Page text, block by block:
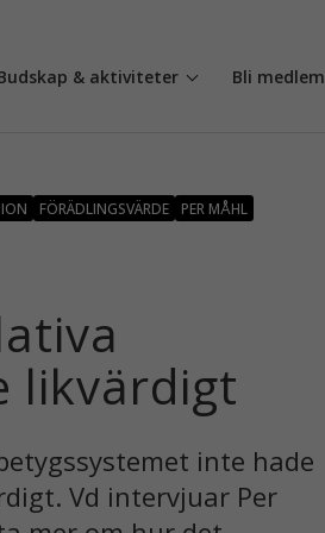
& aktiviteter Bli medlem
FÖRÄDLINGSVÄRDE PER MÅHL
likvärdigt
inte hade
Vd intervjuar Per